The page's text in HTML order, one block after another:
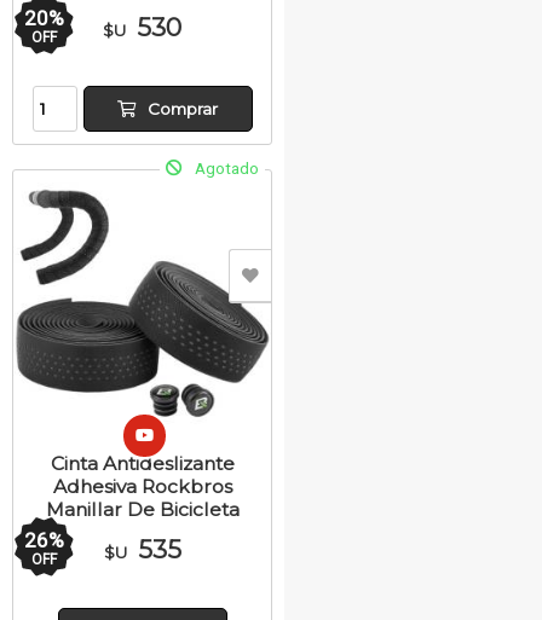
20%
OFF $U 530
Comprar
Agotado
Cinta Antideslizante
Adhesiva Rockbros
Manillar De Bicicleta
26%
OFF $U 535